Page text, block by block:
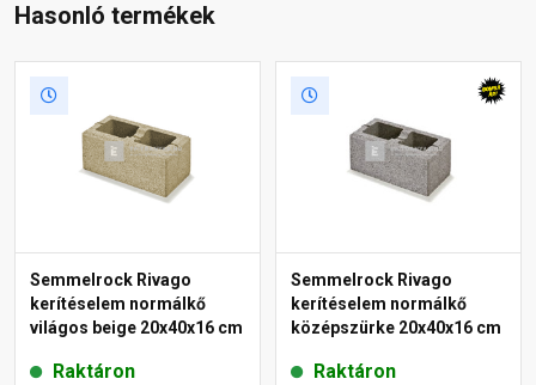
Hasonló termékek
Semmelrock Rivago
kerítéselem normálkő
világos beige 20x40x16 cm
Raktáron
Semmelrock Rivago
kerítéselem normálkő
középszürke 20x40x16 cm
Raktáron